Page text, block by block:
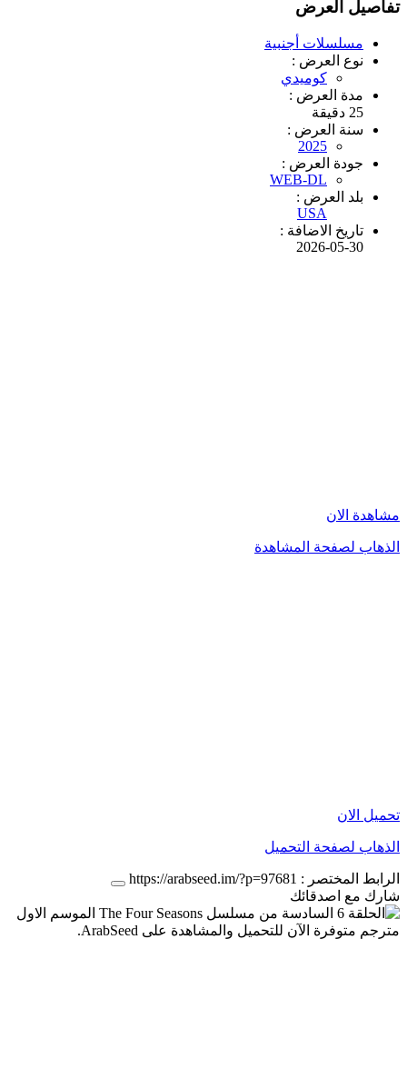
تفاصيل العرض
مسلسلات أجنبية
نوع العرض :
كوميدي
مدة العرض :
25 دقيقة
سنة العرض :
2025
جودة العرض :
WEB-DL
بلد العرض :
USA
تاريخ الاضافة :
2026-05-30
مشاهدة الان
الذهاب لصفحة المشاهدة
تحميل الان
الذهاب لصفحة التحميل
الرابط المختصر : https://arabseed.im/?p=97681
شارك مع اصدقائك